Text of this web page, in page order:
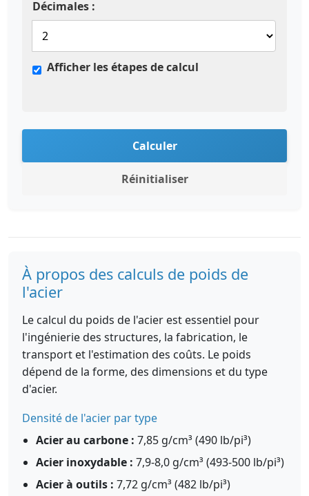
Décimales :
Afficher les étapes de calcul
Calculer
Réinitialiser
À propos des calculs de poids de
l'acier
Le calcul du poids de l'acier est essentiel pour
l'ingénierie des structures, la fabrication, le
transport et l'estimation des coûts. Le poids
dépend de la forme, des dimensions et du type
d'acier.
Densité de l'acier par type
Acier au carbone : 7,85 g/cm³ (490 lb/pi³)
Acier inoxydable : 7,9-8,0 g/cm³ (493-500 lb/pi³)
Acier à outils : 7,72 g/cm³ (482 lb/pi³)